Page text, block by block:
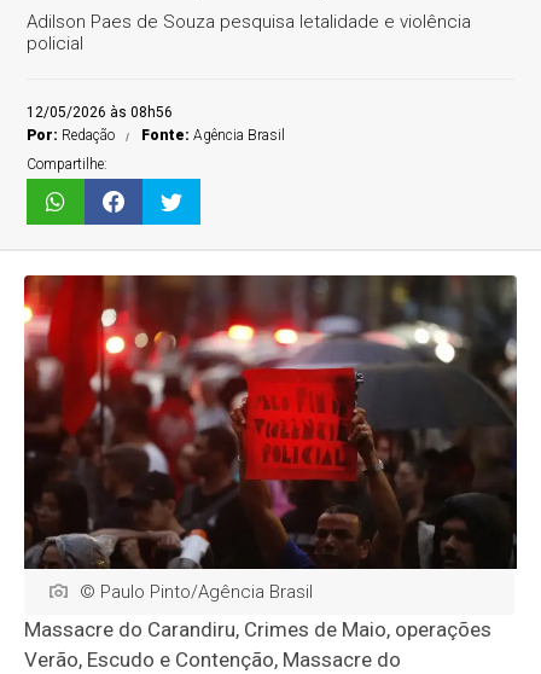
Adilson Paes de Souza pesquisa letalidade e violência
policial
12/05/2026 às 08h56
Por: Redação Fonte:Agência Brasil
Compartilhe:
© Paulo Pinto/Agência Brasil
Massacre do Carandiru, Crimes de Maio, operações
Verão, Escudo e Contenção, Massacre do